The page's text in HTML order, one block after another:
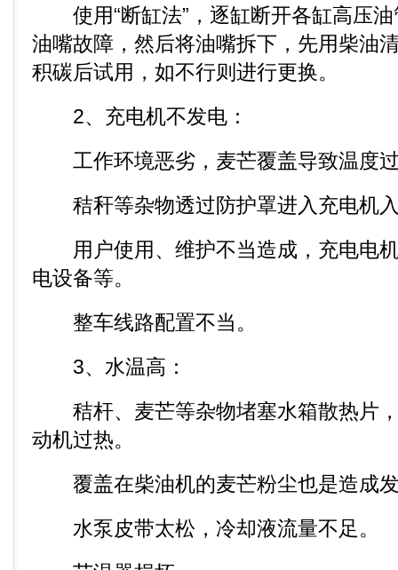
使用“断缸法”，逐缸断开各缸高压油
油嘴故障，然后将油嘴拆下，先用柴油
积碳后试用，如不行则进行更换。
2、充电机不发电：
工作环境恶劣，麦芒覆盖导致温度
秸秆等杂物透过防护罩进入充电机
用户使用、维护不当造成，充电电机
电设备等。
整车线路配置不当。
3、水温高：
秸杆、麦芒等杂物堵塞水箱散热片，
动机过热。
覆盖在柴油机的麦芒粉尘也是造成
水泵皮带太松，冷却液流量不足。